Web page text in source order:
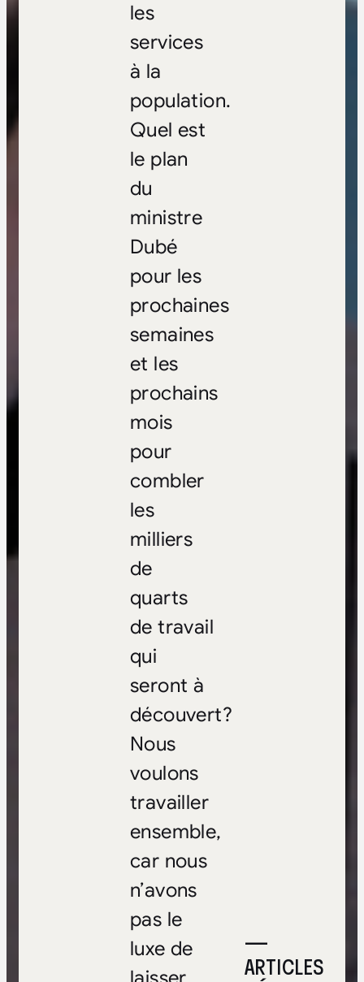
—
ARTICLES
les
services
à la
population.
Quel est
le plan
du
ministre
Dubé
pour les
prochaines
semaines
et les
prochains
mois
pour
combler
les
milliers
de
quarts
de travail
qui
seront à
découvert?
Nous
voulons
travailler
ensemble,
car nous
n’avons
pas le
luxe de